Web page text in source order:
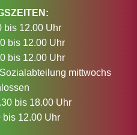
bis 12.00 Uhr
bis 12.00 Uhr
bis 12.00 Uhr
mittwochs
bis 18.00 Uhr
bis 12.00 Uhr